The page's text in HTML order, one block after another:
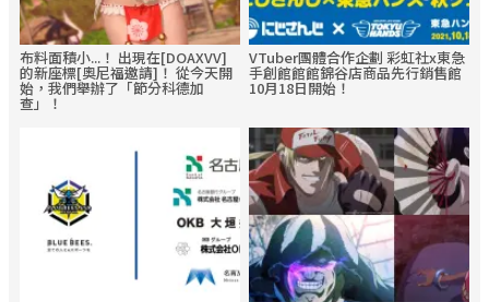
布料面積小...！ 出現在[DOAXVV]
的新座標[奧尼福邀請]！ 從今天開
始，我們舉辦了「節分科德加
查」！
VTuber團體合作企劃 彩虹社x東急
手創館館館錦谷店商品先行銷售館
10月18日開始！